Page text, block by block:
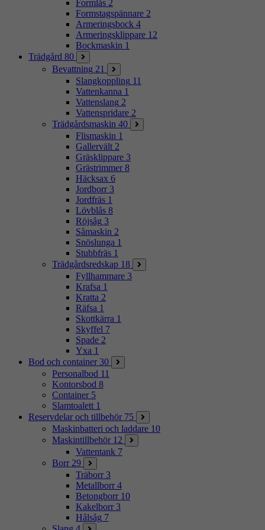
Formlås 2
Formstagspännare 2
Armeringsbock 4
Armeringsklippare 12
Bockmaskin 1
Trädgård 80
Bevattning 21
Slangkoppling 11
Vattenkanna 1
Vattenslang 2
Vattenspridare 2
Trädgårdsmaskin 40
Flismaskin 1
Gallervält 2
Gräsklippare 3
Grästrimmer 8
Häcksax 6
Jordborr 3
Jordfräs 1
Lövblås 8
Röjsåg 3
Såmaskin 2
Snöslunga 1
Stubbfräs 1
Trädgårdsredskap 18
Fyllhammare 3
Krafsa 1
Kratta 2
Räfsa 1
Skottkärra 1
Skyffel 7
Spade 2
Yxa 1
Bod och container 30
Personalbod 11
Kontorsbod 8
Container 5
Slamtoalett 1
Reservdelar och tillbehör 75
Maskinbatteri och laddare 10
Maskintillbehör 12
Vattentank 7
Borr 29
Träborr 3
Metallborr 4
Betongborr 10
Kakelborr 3
Hålsåg 7